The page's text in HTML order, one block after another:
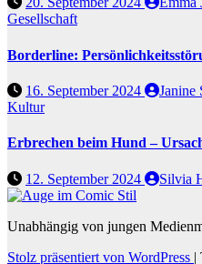
Gesellschaft
Borderline:
16. September 2024
Janine
Kultur
Erbrechen beim Hund –
12. September 2024 Silvia
Unabhängig von jungen
Stolz präsentiert von WordPress |